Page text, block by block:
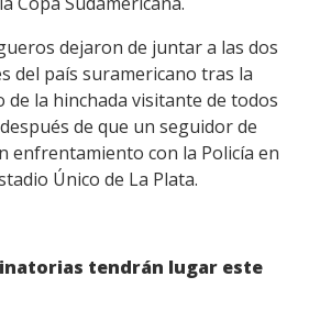
dejaron de juntar a las dos
del país suramericano tras la
de la hinchada visitante de todos
de que un seguidor de
enfrentamiento con la Policía en
Único de La Plata.
tendrán lugar este